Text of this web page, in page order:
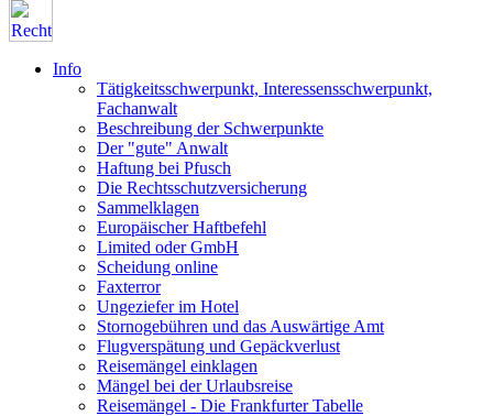
Info
Tätigkeitsschwerpunkt, Interessensschwerpunkt,
Fachanwalt
Beschreibung der Schwerpunkte
Der "gute" Anwalt
Haftung bei Pfusch
Die Rechtsschutzversicherung
Sammelklagen
Europäischer Haftbefehl
Limited oder GmbH
Scheidung online
Faxterror
Ungeziefer im Hotel
Stornogebühren und das Auswärtige Amt
Flugverspätung und Gepäckverlust
Reisemängel einklagen
Mängel bei der Urlaubsreise
Reisemängel - Die Frankfurter Tabelle